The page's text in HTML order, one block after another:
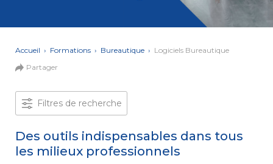
Systèmes
INTELLIGENCE
DIGITAL &
MULTIMÉDIA
Mobile
Data
ARCHITECTURE
Partager
Accueil › Formations › Bureautique › Logiciels Bureautique
Filtres de recherche
Des outils indispensables dans tous
les milieux professionnels